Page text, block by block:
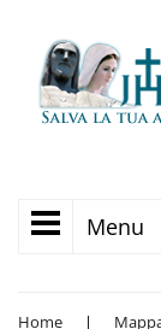
Menu
Home |